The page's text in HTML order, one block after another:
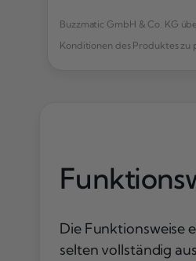
Buzzmatic GmbH & Co. KG
Konditionen des Produktes zu
Die Funktionsweise
selten vollständig